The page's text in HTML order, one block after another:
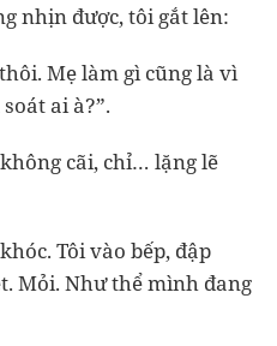
nhịn được, tôi gắt lên:
Mẹ làm gì cũng là vì
ai à?”.
cãi, chỉ… lặng lẽ
Tôi vào bếp, đập
Mỏi. Như thể mình đang